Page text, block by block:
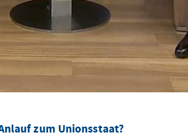
zum Unionsstaat?